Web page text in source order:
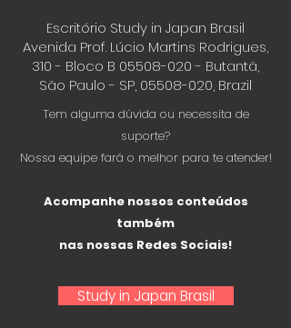
Escritório Study in Japan Brasil
Avenida Prof. Lúcio Martins Rodrigues,
310 - Bloco B 05508-020- Butantã,
São Paulo - SP, 05508-020, Brazil
Tem alguma dúvida ou necessita de
suporte?
Nossa equipe fará o melhor para te atender!
Acompanhe nossos conteúdos
também
nas nossas Redes Sociais!
Study in Japan Brasil